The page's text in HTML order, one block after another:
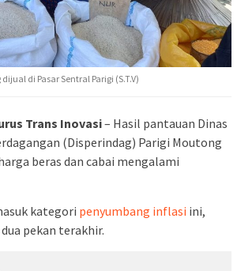
di Pasar Sentral Parigi (S.T.V)
Trans Inovasi– Hasil pantauan Dinas
(Disperindag) Parigi Moutong
beras dan cabai mengalami
kategori penyumbang inflasi ini,
pekan terakhir.